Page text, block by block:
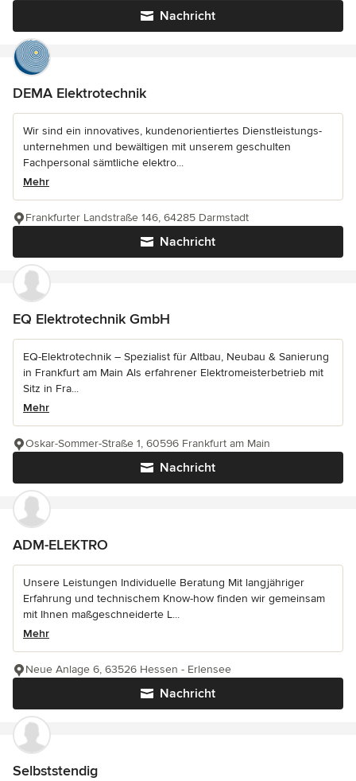
Nachricht
DEMA Elektrotechnik
Wir sind ein innovatives, kundenorientiertes Dienstleistungs-
unternehmen und bewältigen mit unserem geschulten
Fachpersonal sämtliche elektro...
Mehr
Nachricht
Frankfurter Landstraße 146, 64285 Darmstadt
EQ Elektrotechnik GmbH
EQ-Elektrotechnik – Spezialist für Altbau, Neubau & Sanierung
in Frankfurt am Main Als erfahrener Elektromeisterbetrieb mit
Sitz in Fra...
Mehr
Nachricht
Oskar-Sommer-Straße 1, 60596 Frankfurt am Main
ADM-ELEKTRO
Unsere Leistungen Individuelle Beratung Mit langjähriger
Erfahrung und technischem Know-how finden wir gemeinsam
mit Ihnen maßgeschneiderte L...
Mehr
Nachricht
Neue Anlage 6, 63526 Hessen - Erlensee
Selbststendig